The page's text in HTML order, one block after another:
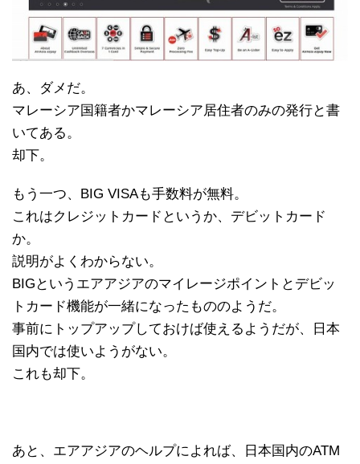
あ、ダメだ。
マレーシア国籍者かマレーシア居住者のみの発行と書
いてある。
却下。
もう一つ、BIG VISAも手数料が無料。
これはクレジットカードというか、デビットカード
か。
説明がよくわからない。
BIGというエアアジアのマイレージポイントとデビッ
トカード機能が一緒になったもののようだ。
事前にトップアップしておけば使えるようだが、日本
国内では使いようがない。
これも却下。
あと、エアアジアのヘルプによれば、日本国内のATM